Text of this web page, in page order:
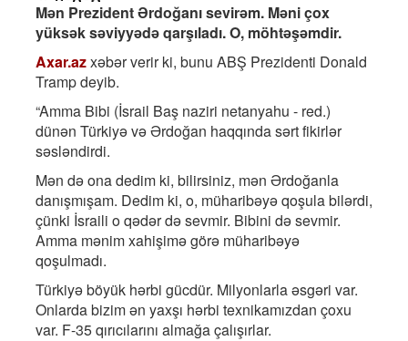
Mən Prezident Ərdoğanı sevirəm. Məni çox
yüksək səviyyədə qarşıladı. O, möhtəşəmdir.
Axar.azxəbər verir ki, bunu ABŞ Prezidenti Donald
Tramp deyib.
“Amma Bibi (İsrail Baş naziri netanyahu - red.)
dünən Türkiyə və Ərdoğan haqqında sərt fikirlər
səsləndirdi.
Mən də ona dedim ki, bilirsiniz, mən Ərdoğanla
danışmışam. Dedim ki, o, müharibəyə qoşula bilərdi,
çünki İsraili o qədər də sevmir. Bibini də sevmir.
Amma mənim xahişimə görə müharibəyə
qoşulmadı.
Türkiyə böyük hərbi gücdür. Milyonlarla əsgəri var.
Onlarda bizim ən yaxşı hərbi texnikamızdan çoxu
var. F-35 qırıcılarını almağa çalışırlar.